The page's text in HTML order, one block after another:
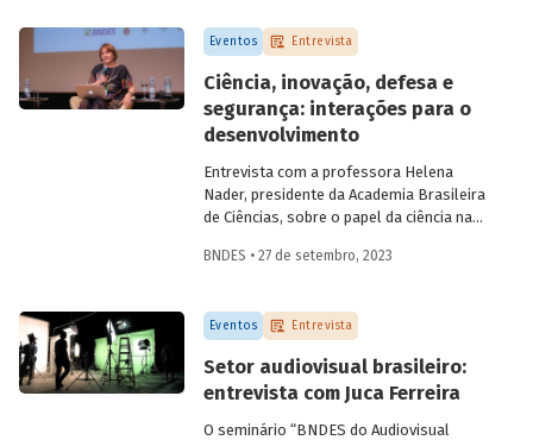
Eventos Entrevista
Ciência, inovação, defesa e
segurança: interações para o
desenvolvimento
Entrevista com a professora Helena
Nader, presidente da Academia Brasileira
de Ciências, sobre o papel da ciência na
importância da multidisciplinaridade e da
BNDES • 27 de setembro, 2023
Eventos Entrevista
Setor audiovisual brasileiro:
entrevista com Juca Ferreira
O seminário “BNDES do Audiovisual